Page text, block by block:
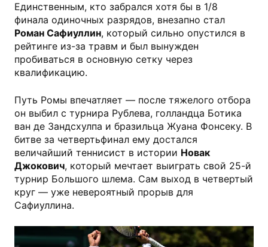
Единственным, кто забрался хотя бы в 1/8
финала одиночных разрядов, внезапно стал
Роман Сафиуллин, который сильно опустился в
рейтинге из-за травм и был вынужден
пробиваться в основную сетку через
квалификацию.
Путь Ромы впечатляет — после тяжелого отбора
он выбил c турнира Рублева, голландца Ботика
ван де Зандсхулпа и бразильца Жуана Фонсеку. В
битве за четвертьфинал ему достался
величайший теннисист в истории Новак
Джокович, который мечтает выиграть свой 25-й
турнир Большого шлема. Сам выход в четвертый
круг — уже невероятный прорыв для
Сафиуллина.